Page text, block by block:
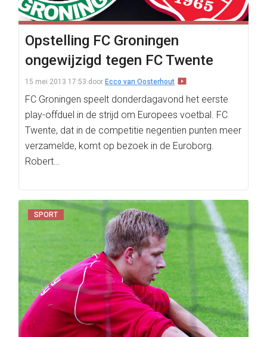
Opstelling FC Groningen
ongewijzigd tegen FC Twente
15 mei 2013 17:53 door Ecco van Oosterhout
FC Groningen speelt donderdagavond het eerste
play-offduel in de strijd om Europees voetbal. FC
Twente, dat in de competitie negentien punten meer
verzamelde, komt op bezoek in de Euroborg.
Robert…
SPORT